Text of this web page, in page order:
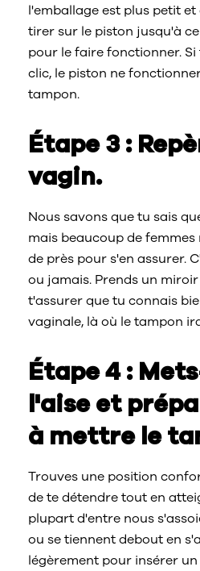
l'emballage est plus petit
tirer sur le piston jusqu'à
pour le faire fonctionner.
clic, le piston ne
tampon.
Étape 3 :
vagin.
Nous savons que tu sais
mais beaucoup de
de près pour s'en assurer.
ou jamais. Prends un
t'assurer que tu connais
vaginale, là où le tampon
Étape 4 :
l'aise et
à mettre le
Trouves une position
de te détendre tout en
plupart d'entre nous
ou se tiennent debout en
légèrement pour insérer